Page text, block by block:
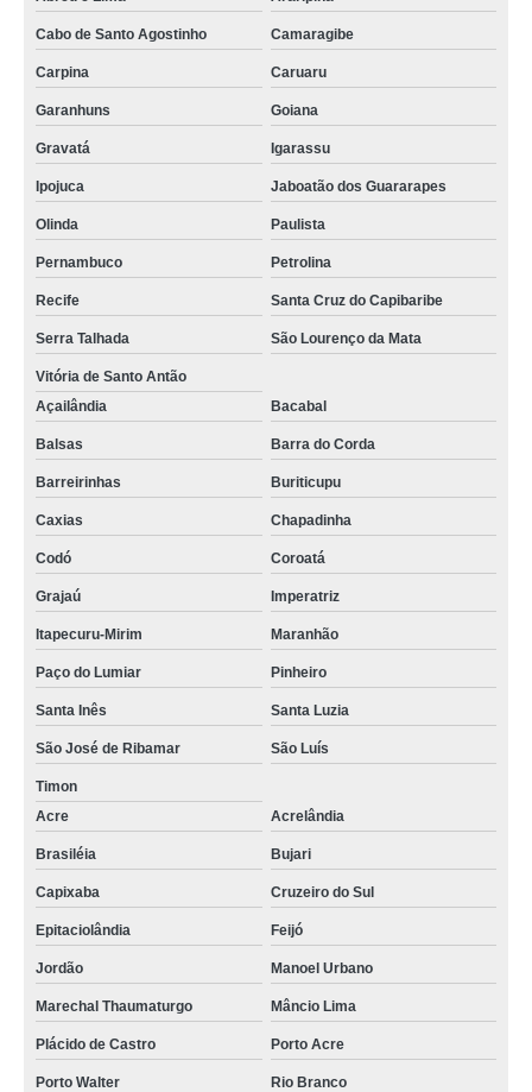
Cabo de Santo Agostinho Camaragibe
Carpina Caruaru
Garanhuns Goiana
Gravatá Igarassu
Ipojuca Jaboatão dos Guararapes
Olinda Paulista
Pernambuco Petrolina
Recife Santa Cruz do Capibaribe
Serra Talhada São Lourenço da Mata
Vitória de Santo Antão
Açailândia
Bacabal
Balsas Barra do Corda
Barreirinhas Buriticupu
Caxias Chapadinha
Codó Coroatá
Grajaú Imperatriz
Itapecuru-Mirim Maranhão
Paço do Lumiar Pinheiro
Santa Inês Santa Luzia
São José de Ribamar São Luís
Timon
Acre
Acrelândia
Brasiléia Bujari
Capixaba Cruzeiro do Sul
Epitaciolândia Feijó
Jordão Manoel Urbano
Marechal Thaumaturgo Mâncio Lima
Plácido de Castro Porto Acre
Porto Walter Rio Branco